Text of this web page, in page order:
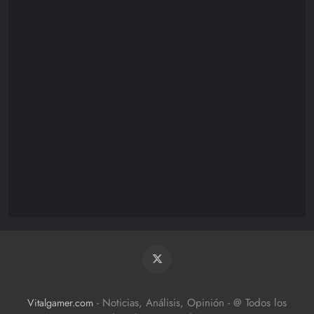
Vitalgamer.com - Noticias, Análisis, Opinión - @ Todos los